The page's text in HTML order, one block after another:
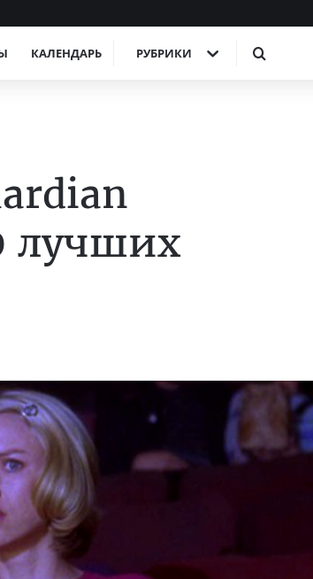
КАЛЕНДАРЬ РУБРИКИ
лучших